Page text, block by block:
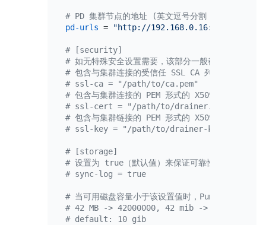
# PD 集群节点的地址 (英文逗号分割，中间不加空
pd-urls = "http://
# [security]
# 如无特殊安全设置需要，该部分一般都注解掉
# 包含与集群连接的受信任 SSL CA 列表的文件路径
# ssl-ca = "/path/to/ca.pem"
# 包含与集群连接的 PEM 形式的 X509
# ssl-cert = "/path/to/drainer.pem"
# 包含与集群链接的 PEM 形式的 X509 key 的路径
# ssl-key = "/path/to/drainer-key.pem"
# [storage]
# 设置为 true（默认值）来保证可靠性，确保
# sync-log = true
# 当可用磁盘容量小于该设置值时，Pump 将停止写
# 42 MB -> 42000000, 42 mib -> 44040192
# default: 10 gib